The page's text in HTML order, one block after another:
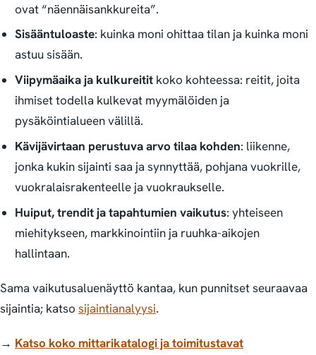
ovat “näennäisankkureita”.
Sisääntuloaste: kuinka moni ohittaa tilan ja kuinka moni
astuu sisään.
Viipymäaika ja kulkureititkoko kohteessa: reitit, joita
ihmiset todella kulkevat myymälöiden ja
pysäköintialueen välillä.
Kävijävirtaan perustuva arvo tilaa kohden: liikenne,
jonka kukin sijainti saa ja synnyttää, pohjana vuokrille,
vuokralaisrakenteelle ja vuokraukselle.
Huiput, trendit ja tapahtumien vaikutus: yhteiseen
miehitykseen, markkinointiin ja ruuhka-aikojen
hallintaan.
Sama vaikutusaluenäyttö kantaa, kun punnitset seuraavaa
sijaintia; katso sijaintianalyysi.
→ Katso koko mittarikatalogi ja toimitustavat